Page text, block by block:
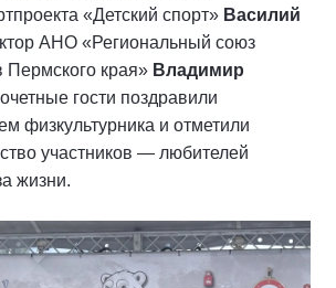
«Детский спорт» Василий
АНО «Региональный союз
Пермского края» Владимир
гости поздравили
физкультурника и отметили
участников — любителей
жизни.